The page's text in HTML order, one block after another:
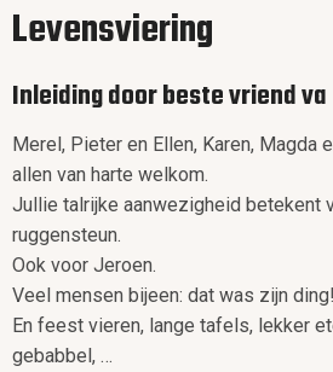
Levensviering
Inleiding door beste vriend va
Merel, Pieter en Ellen, Karen, Magda
allen van harte welkom.
Jullie talrijke aanwezigheid betekent
ruggensteun.
Ook voor Jeroen.
Veel mensen bijeen: dat was zijn ding!
En feest vieren, lange tafels, lekker
gebabbel, …